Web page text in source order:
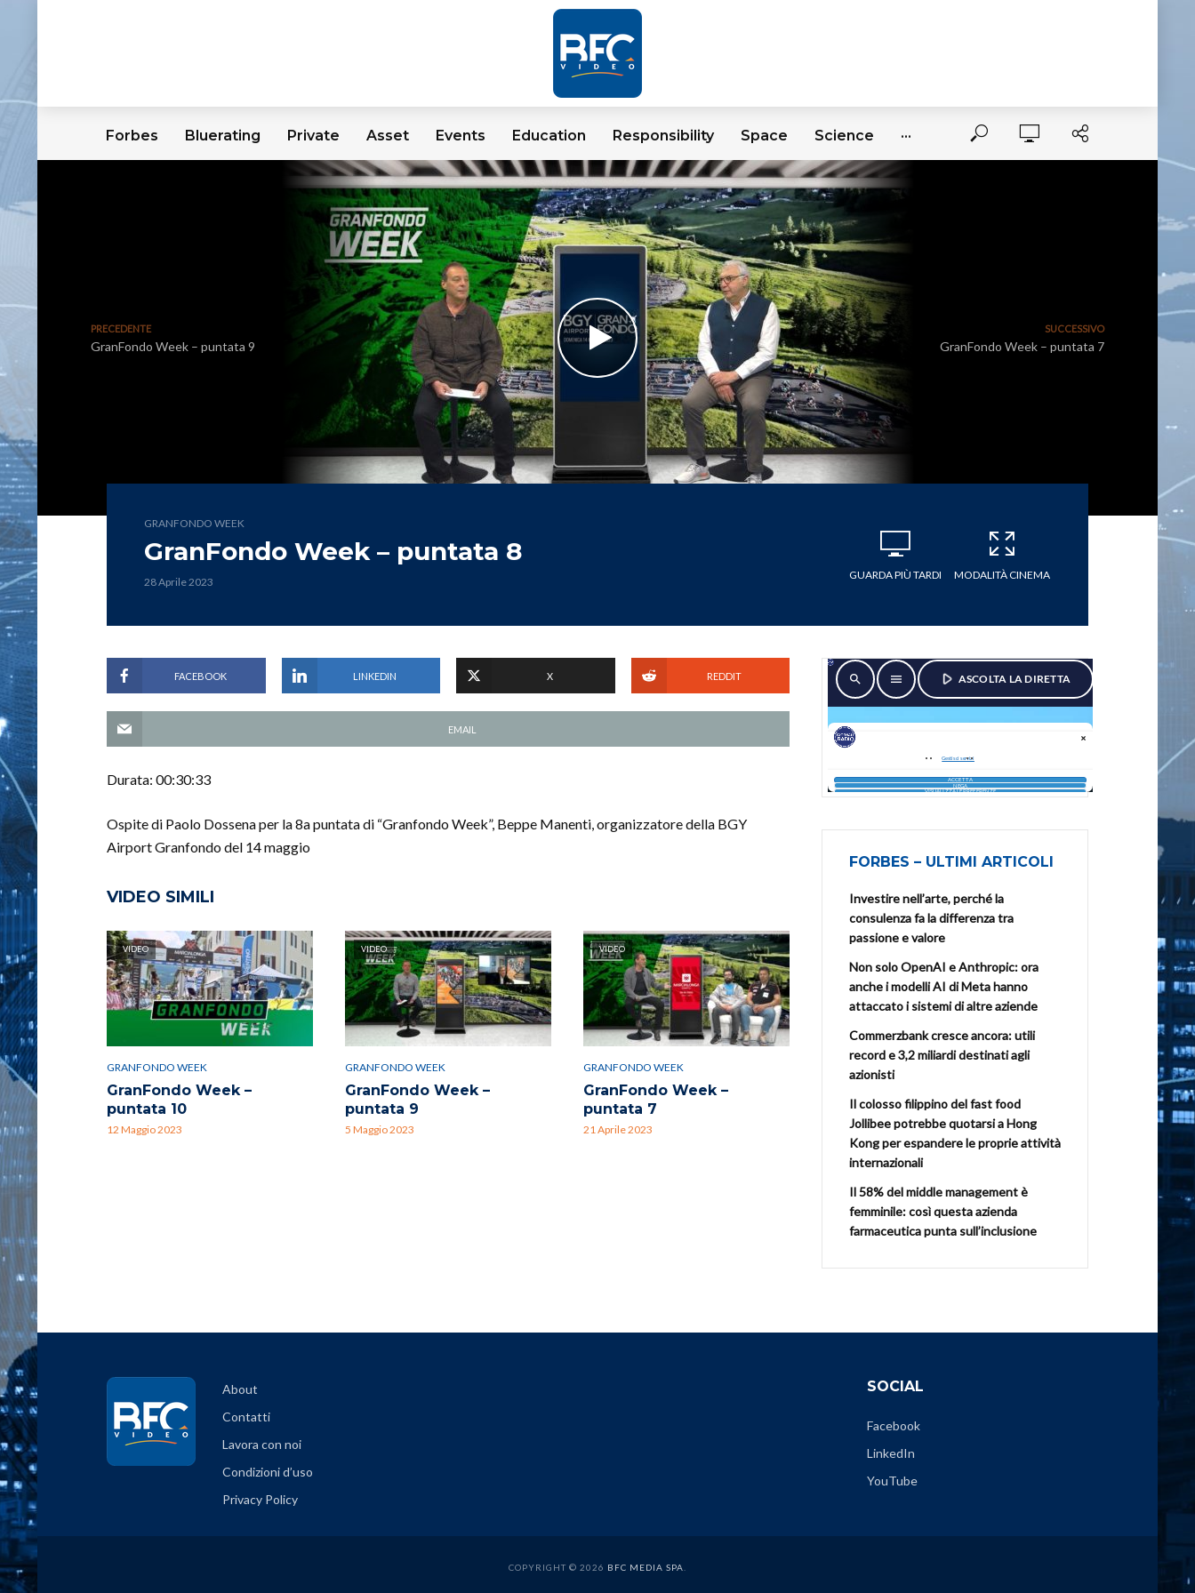
Forbes Bluerating Private Asset Events Education Responsibility Space Science ···
PRECEDENTE
GranFondo Week – puntata 9
SUCCESSIVO
GranFondo Week – puntata 7
GRANFONDO WEEK
GranFondo Week – puntata 8
28 Aprile 2023
GUARDA PIÙ TARDI MODALITÀ CINEMA
FACEBOOK LINKEDIN X REDDIT
EMAIL
Durata: 00:30:33
Ospite di Paolo Dossena per la 8a puntata di “Granfondo Week”, Beppe Manenti, organizzatore della BGY
Airport Granfondo del 14 maggio
VIDEO SIMILI
VIDEO
GRANFONDO WEEK
GranFondo Week –
puntata 10
12 Maggio 2023
VIDEO
GRANFONDO WEEK
GranFondo Week –
puntata 9
5 Maggio 2023
VIDEO
GRANFONDO WEEK
GranFondo Week –
puntata 7
21 Aprile 2023
FORBES – ULTIMI ARTICOLI
Investire nell’arte, perché la
consulenza fa la differenza tra
passione e valore
Non solo OpenAI e Anthropic: ora
anche i modelli AI di Meta hanno
attaccato i sistemi di altre aziende
Commerzbank cresce ancora: utili
record e 3,2 miliardi destinati agli
azionisti
Il colosso filippino del fast food
Jollibee potrebbe quotarsi a Hong
Kong per espandere le proprie attività
internazionali
Il 58% del middle management è
femminile: così questa azienda
farmaceutica punta sull’inclusione
About
Contatti
Lavora con noi
Condizioni d’uso
Privacy Policy
SOCIAL
Facebook
LinkedIn
YouTube
COPYRIGHT © 2026 BFC MEDIA SPA